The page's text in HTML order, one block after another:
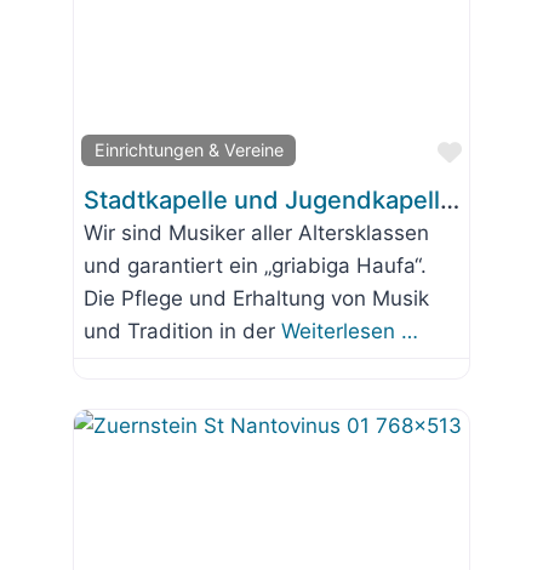
Einrichtungen & Vereine
Favorit
Stadtkapelle und Jugendkapelle Wolfratshausen e.V.
Wir sind Musiker aller Altersklassen
und garantiert ein „griabiga Haufa“.
Die Pflege und Erhaltung von Musik
und Tradition in der Weiterlesen …